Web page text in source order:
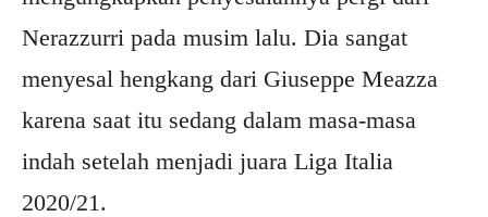
Nerazzurri pada musim lalu. Dia sangat
menyesal hengkang dari Giuseppe Meazza
karena saat itu sedang dalam masa-masa
indah setelah menjadi juara Liga Italia
2020/21.